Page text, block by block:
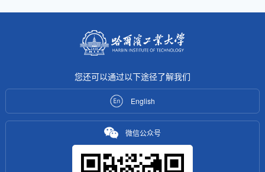
您还可以通过以下途径了解我们
English
微信公众号